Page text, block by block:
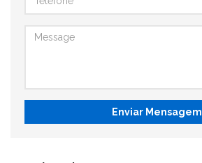
Enviar Mensagem